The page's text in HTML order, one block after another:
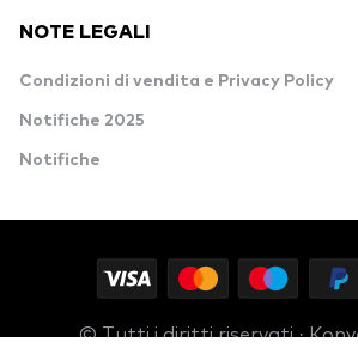
NOTE LEGALI
Condizioni di vendita e Privacy Policy
Notifiche 2025
Notifiche
© Tutti i diritti riservati ·